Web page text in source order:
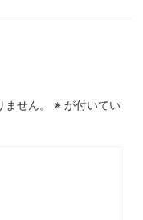
せん。 ※ が付いてい